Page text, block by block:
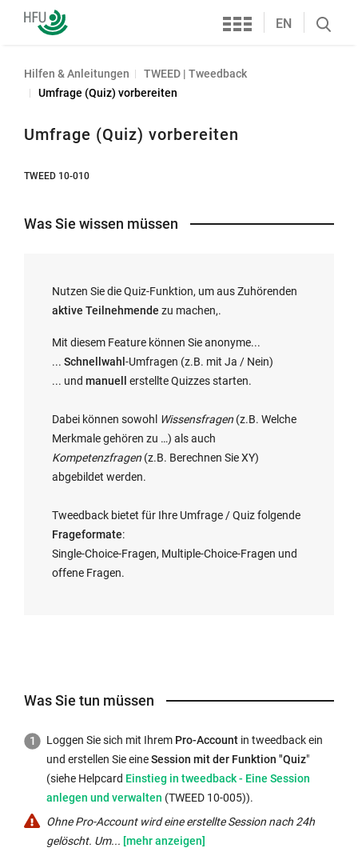
Hochschule
Furtwangen
Services
EN
Search
Hilfen & Anleitungen
TWEED | Tweedback
Umfrage (Quiz) vorbereiten
Umfrage (Quiz) vorbereiten
TWEED 10-010
Was Sie wissen müssen
Nutzen Sie die Quiz-Funktion, um aus Zuhörenden
aktive Teilnehmende zu machen,.
Mit diesem Feature können Sie anonyme...
... Schnellwahl-Umfragen (z.B. mit Ja / Nein)
... und manuell erstellte Quizzes starten.
Dabei können sowohl Wissensfragen (z.B. Welche
Merkmale gehören zu …) als auch
Kompetenzfragen (z.B. Berechnen Sie XY)
abgebildet werden.
Tweedback bietet für Ihre Umfrage / Quiz folgende
Frageformate:
Single-Choice-Fragen, Multiple-Choice-Fragen und
offene Fragen.
Was Sie tun müssen
Loggen Sie sich mit Ihrem Pro-Account in tweedback ein
und erstellen Sie eineSession mit der Funktion "Quiz"
(siehe Helpcard Interner
Link
öffnet
sich
Einstieg in tweedback - Eine Session
anlegen und verwalten (TWEED 10-005)).
Ohne
Pro-
Ohne Pro-Account wird eine erstellte Session nach 24h
gelöscht. Um...